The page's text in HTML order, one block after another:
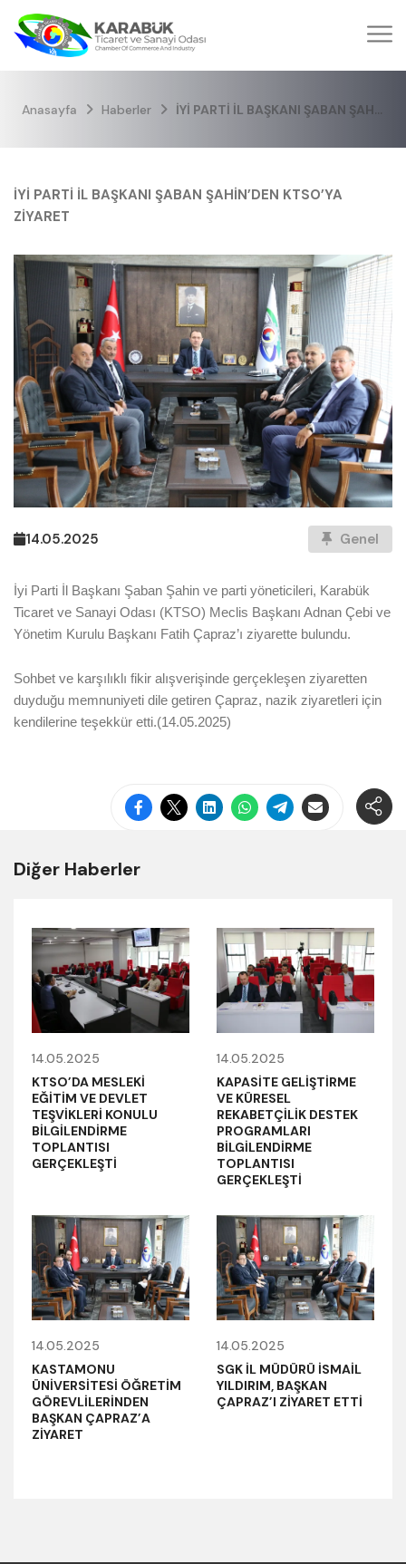
Anasayfa Haberler İYİ PARTİ İL BAŞKANI ŞABAN ŞAHİN’DEN KTSO’YA ZİYARET
İYİ PARTİ İL BAŞKANI ŞABAN ŞAHİN’DEN KTSO’YA
ZİYARET
14.05.2025 Genel
İyi Parti İl Başkanı Şaban Şahin ve parti yöneticileri, Karabük
Ticaret ve Sanayi Odası (KTSO) Meclis Başkanı Adnan Çebi ve
Yönetim Kurulu Başkanı Fatih Çapraz’ı ziyarette bulundu.
Sohbet ve karşılıklı fikir alışverişinde gerçekleşen ziyaretten
duyduğu memnuniyeti dile getiren Çapraz, nazik ziyaretleri için
kendilerine teşekkür etti.(14.05.2025)
Diğer Haberler
14.05.2025
KTSO’DA MESLEKİ
EĞİTİM VE DEVLET
TEŞVİKLERİ KONULU
BİLGİLENDİRME
TOPLANTISI
GERÇEKLEŞTİ
14.05.2025
KAPASİTE GELİŞTİRME
VE KÜRESEL
REKABETÇİLİK DESTEK
PROGRAMLARI
BİLGİLENDİRME
TOPLANTISI
GERÇEKLEŞTİ
14.05.2025
KASTAMONU
ÜNİVERSİTESİ ÖĞRETİM
GÖREVLİLERİNDEN
BAŞKAN ÇAPRAZ’A
ZİYARET
14.05.2025
SGK İL MÜDÜRÜ İSMAİL
YILDIRIM, BAŞKAN
ÇAPRAZ’I ZİYARET ETTİ